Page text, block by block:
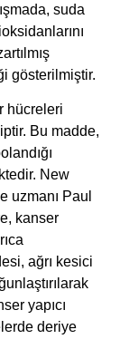
suda
gösterilmiştir.
hücreleri
Bu madde,
New
uzmanı Paul
kanser
ağrı kesici
yapıcı
deriye